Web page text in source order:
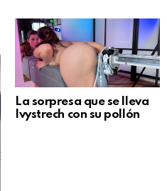
La sorpresa que se lleva
Ivystrech con su pollón